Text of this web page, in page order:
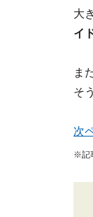
大
イ
ま
そ
次
※記